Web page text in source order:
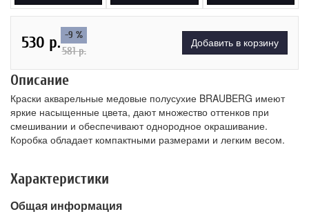
530 р. -9 %
581р.
Добавить в корзину
Описание
Краски акварельные медовые полусухие BRAUBERG имеют
яркие насыщенные цвета, дают множество оттенков при
смешивании и обеспечивают однородное окрашивание.
Коробка обладает компактными размерами и легким весом.
Характеристики
Общая информация